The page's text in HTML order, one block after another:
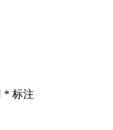
* 标注